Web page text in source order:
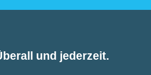
und jederzeit.